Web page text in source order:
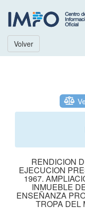
Volver
RENDICION
EJECUCION
1967.
INMUEBLE
ENSEÑANZA
TROPA DEL